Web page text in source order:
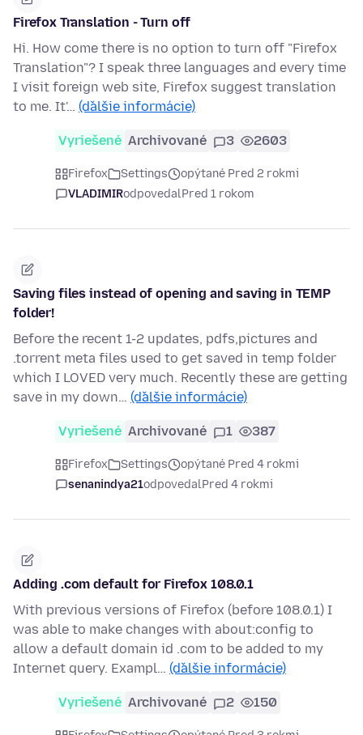
Firefox Translation - Turn off
Hi. How come there is no option to turn off "Firefox
Translation"? I speak three languages and every time
I visit foreign web site, Firefox suggest translation
to me. It'… (ďalšie informácie)
Vyriešené Archivované 3 2603
Firefox Settings
opýtané Pred 2 rokmi
VLADIMIRodpovedalPred 1 rokom
Saving files instead of opening and saving in TEMP
folder!
Before the recent 1-2 updates, pdfs,pictures and
.torrent meta files used to get saved in temp folder
which I LOVED very much. Recently these are getting
save in my down… (ďalšie informácie)
Vyriešené Archivované 1 387
Firefox Settings
opýtané Pred 4 rokmi
senanindya21odpovedalPred 4 rokmi
Adding .com default for Firefox 108.0.1
With previous versions of Firefox (before 108.0.1) I
was able to make changes with about:config to
allow a default domain id .com to be added to my
Internet query. Exampl… (ďalšie informácie)
Vyriešené Archivované 2 150